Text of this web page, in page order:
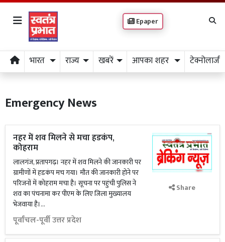
Epaper
भारत राज्य खबरें आपका शहर टेक्नोलाजी
Emergency News
नहर में शव मिलने से मचा हडकंप,
कोहराम
लालगंज, प्रतापगढ़। नहर में शव मिलने की जानकारी पर
ग्रामीणों में हडकंप मच गया। मौत की जानकारी होने पर
परिजनों में कोहराम मचा है। सूचना पर पहुंची पुलिस ने
शव का पंचनामा कर पीएम के लिए जिला मुख्यालय
भेजवाया है।...
पूर्वांचल-पूर्वी उत्तर प्रदेश
Share